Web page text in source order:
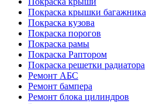
Покраска крышки багажника
Покраска кузова
Покраска порогов
Покраска рамы
Покраска Раптором
Покраска решетки радиатора
Ремонт АБС
Ремонт бампера
Ремонт блока цилиндров